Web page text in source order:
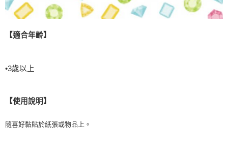
【適合年齡】
•3歲以上
【使用說明】
隨喜好黏貼於紙張或物品上。